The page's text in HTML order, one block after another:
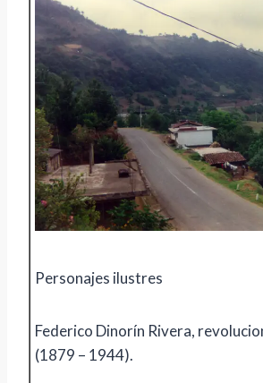
Personajes ilustres
Federico Dinorín Rivera,
(1879 – 1944).